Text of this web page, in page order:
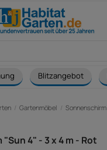
Blitzangebot
Gartenmöbel Sonnenschirm
4" - 3 x 4 m - Rot